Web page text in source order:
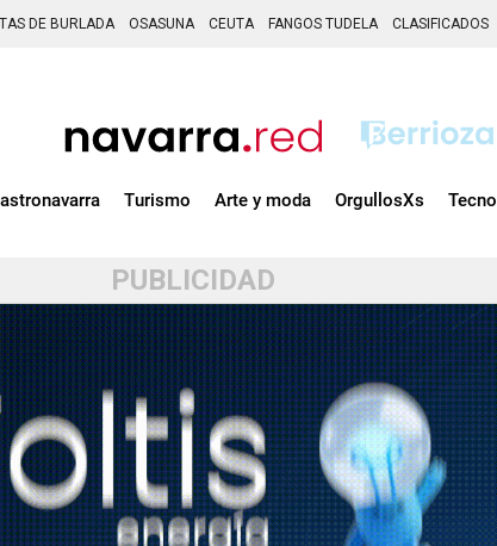
DE BURLADA OSASUNA CEUTA FANGOS TUDELA CLASIFICADOS
Turismo Arte y moda OrgullosXs Tecno
PUBLICIDAD